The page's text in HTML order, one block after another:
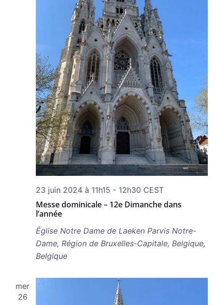
Messe dominicale – 12e Dimanche dans
l’année
23 juin 2024 à 11h15 - 12h30 CEST
Église Notre Dame de Laeken Parvis Notre-
Dame, Région de Bruxelles-Capitale, Belgique,
Belgique
mer
26